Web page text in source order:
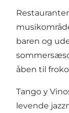
baren og
åben til
Tango y
levende